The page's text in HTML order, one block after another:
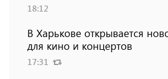
18:12
В Харькове открывается
для кино и концертов
17:31